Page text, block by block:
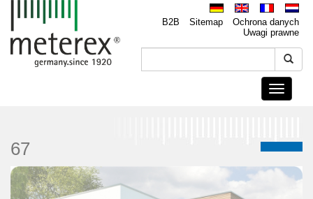
B2B Sitemap
Ochrona danych
Uwagi prawne
Toggle
67